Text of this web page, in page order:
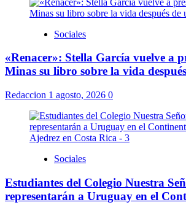
Sociales
«Renacer»: Stella García vuelve a
Minas su libro sobre la vida
Redaccion 1 agosto, 2026 0
Sociales
Estudiantes del Colegio Nuestra
representarán a Uruguay en el